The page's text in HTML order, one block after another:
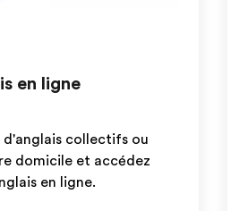
en ligne
d'anglais collectifs ou
domicile et accédez
en ligne.